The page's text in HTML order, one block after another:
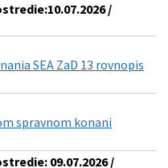
/
SEA ZaD 13 rovnopis
spravnom konani
09.07.2026 /